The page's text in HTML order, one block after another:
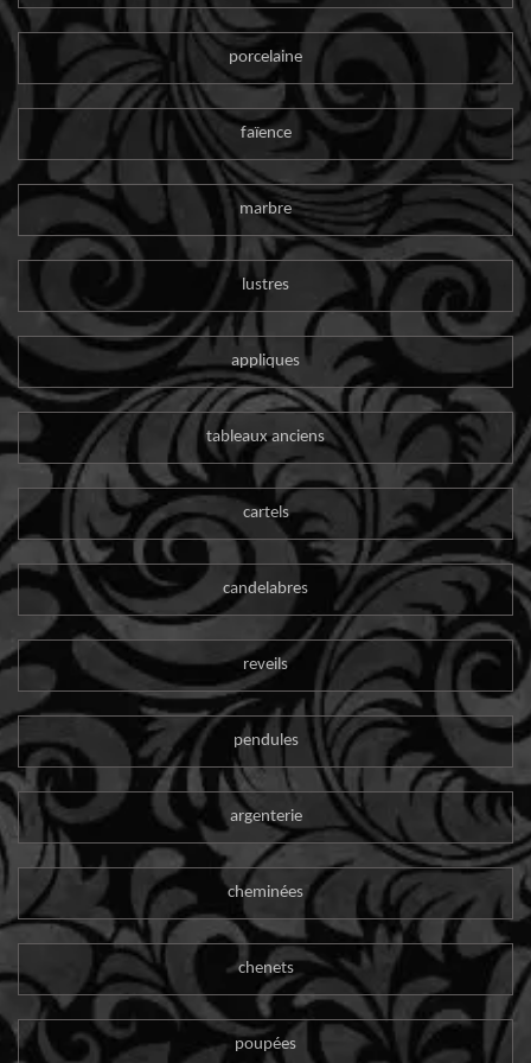
porcelaine
faïence
marbre
lustres
appliques
tableaux anciens
cartels
candelabres
reveils
pendules
argenterie
cheminées
chenets
poupées